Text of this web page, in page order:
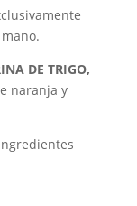
DE TRIGO,
naranja y